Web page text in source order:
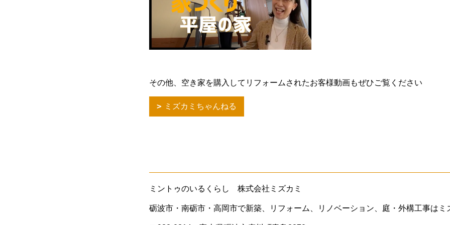
その他、空き家を購入してリフォームされたお客様動画もぜひご覧ください
ミズカミちゃんねる
ミントゥのいるくらし 株式会社ミズカミ
砺波市・南砺市・高岡市で新築、リフォーム、リノベーション、庭・外構工事はミ